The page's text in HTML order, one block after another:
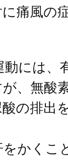
痛風の
には、
、無酸
の排出
かくこ